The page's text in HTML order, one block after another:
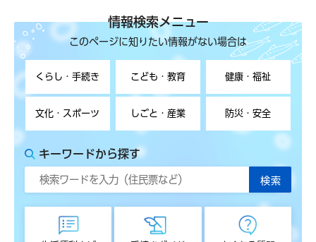
情報検索メニュー
このページに知りたい情報がない場合は
くらし・手続き こども・教育 健康・福祉
文化・スポーツ しごと・産業 防災・安全
キーワードから探す